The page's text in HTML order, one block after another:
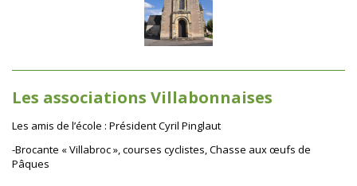
Les associations Villabonnaises
Les amis de l’école : Président Cyril Pinglaut
-Brocante « Villabroc », courses cyclistes, Chasse aux œufs de
Pâques